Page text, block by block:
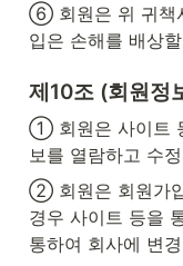
⑥ 회원은 위 귀책
입은 손해를 배상
제10조 (회원정
① 회원은 사이트
보를 열람하고 수
② 회원은 회원가
경우 사이트 등을
통하여 회사에 변